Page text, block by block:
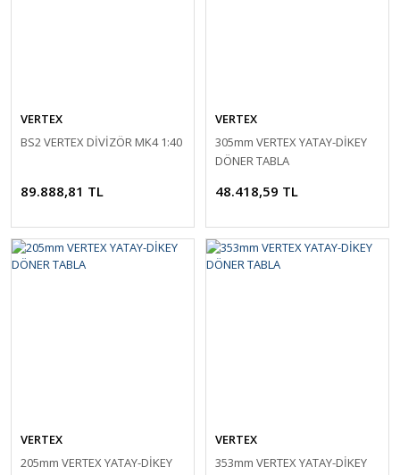
VERTEX
BS2 VERTEX DİVİZÖR MK4 1:40
89.888,81 TL
VERTEX
305mm VERTEX YATAY-DİKEY
DÖNER TABLA
48.418,59 TL
VERTEX
205mm VERTEX YATAY-DİKEY
VERTEX
353mm VERTEX YATAY-DİKEY